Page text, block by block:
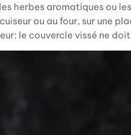
herbes aromatiques ou
ou au four, sur une
le couvercle vissé ne